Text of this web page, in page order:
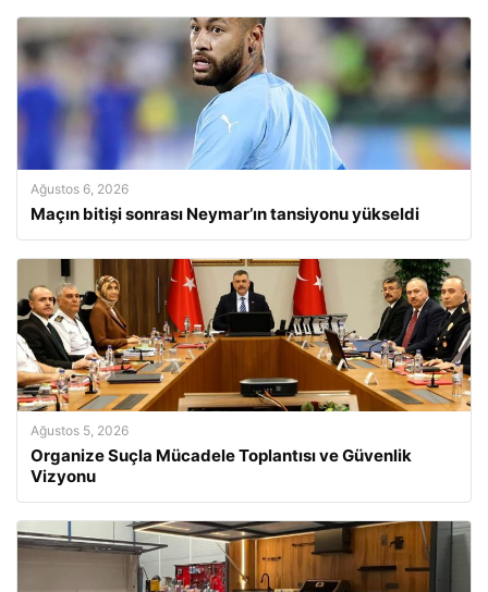
Ağustos 6, 2026
Maçın bitişi sonrası Neymar’ın tansiyonu yükseldi
Ağustos 5, 2026
Organize Suçla Mücadele Toplantısı ve Güvenlik
Vizyonu